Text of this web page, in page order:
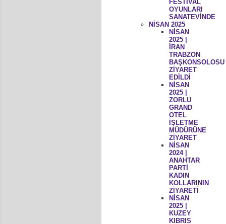
FESTİVAL
OYUNLARI
SANATEVİNDE
NİSAN 2025
NİSAN
2025 |
İRAN
TRABZON
BAŞKONSOLOSU
ZİYARET
EDİLDİ
NİSAN
2025 |
ZORLU
GRAND
OTEL
İŞLETME
MÜDÜRÜNE
ZİYARET
NİSAN
2024 |
ANAHTAR
PARTİ
KADIN
KOLLARININ
ZİYARETİ
NİSAN
2025 |
KUZEY
KIBRIS